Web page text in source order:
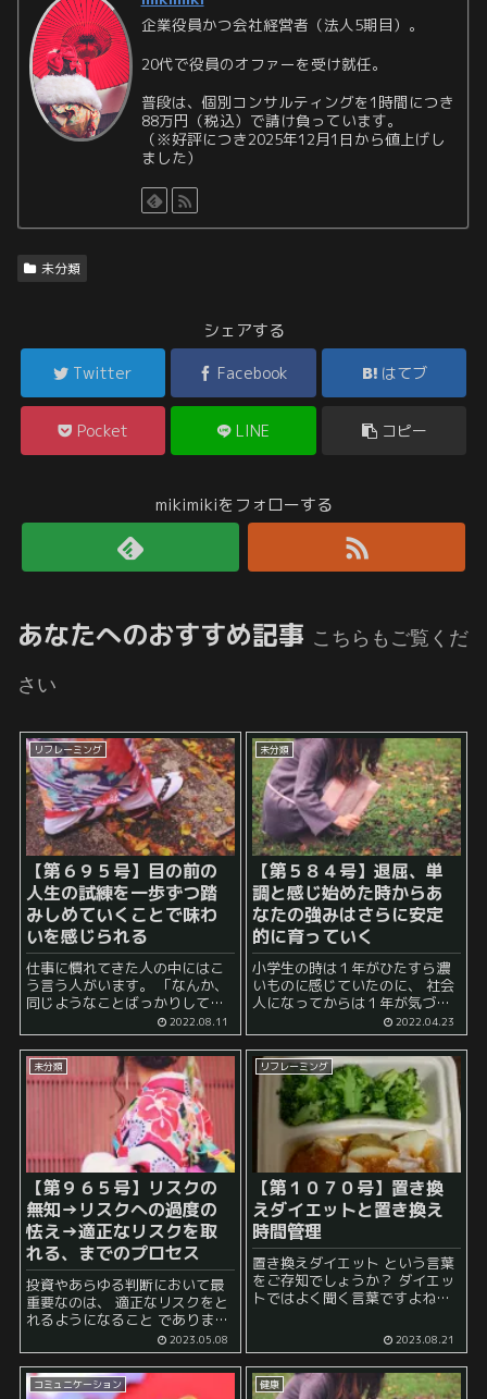
企業役員かつ会社経営者（法人5期目）。
20代で役員のオファーを受け就任。
普段は、個別コンサルティングを1時間につき
88万円（税込）で請け負っています。
（※好評につき2025年12月1日から値上げし
ました）
未分類
シェアする
Twitter Facebook はてブ
Pocket LINE コピー
mikimikiをフォローする
あなたへのおすすめ記事 こちらもご覧くだ
さい
リフレーミング
【第６９５号】目の前の
人生の試練を一歩ずつ踏
みしめていくことで味わ
いを感じられる
仕事に慣れてきた人の中にはこ
う言う人がいます。 「なんか、
同じようなことばっかりしてい
ことを言いたくなってしまった
人は、 大抵の場合、勤め先など
から似たような仕事が降ってき
たり、 ...
2022.08.11
未分類
【第５８４号】退屈、単
調と感じ始めた時からあ
なたの強みはさらに安定
的に育っていく
小学生の時は１年がひたすら濃
いものに感じていたのに、 社会
人になってからは１年が気づい
たらあっという間に過ぎていく
上に特に思い出らしきものが思
いつかない…… そういった感覚
になる方が多数派のようです。
傾向としては、 ...
2022.04.23
未分類
【第９６５号】リスクの
無知→リスクへの過度の
怯え→適正なリスクを取
れる、までのプロセス
投資やあらゆる判断において最
重要なのは、 適正なリスクをと
れるようになること でありま
「危ないことはやらないで！」
「リスクを取らないで！」 と周
りの人から言われたかと思え
2023.05.08
リフレーミング
【第１０７０号】 置き換
えダイエットと置き換え
時間管理
置き換えダイエット という言葉
をご存知でしょうか？ ダイエッ
トではよく聞く言葉ですよね。
ットは、特定の食品を健康的な
代替品で置き換えることでカロ
リー摂取をコントロールし、体
重を減少さ...
2023.08.21
コミュニケーション 健康